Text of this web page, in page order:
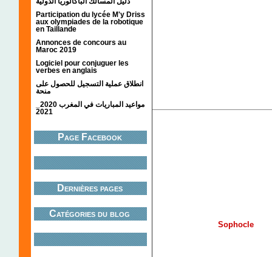
Participation du lycée M'y Driss
aux olympiades de la robotique
en Taillande
Annonces de concours au
Maroc 2019
Logiciel pour conjuguer les
verbes en anglais
انطلاق عملية التسجيل للحصول على
منحة
2021
Page Facebook
Dernières pages
Catégories du blog
Sophocle